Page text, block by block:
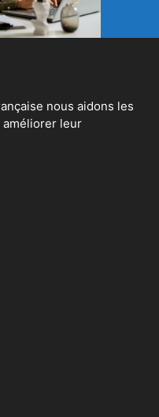
nous aidons les
améliorer leur